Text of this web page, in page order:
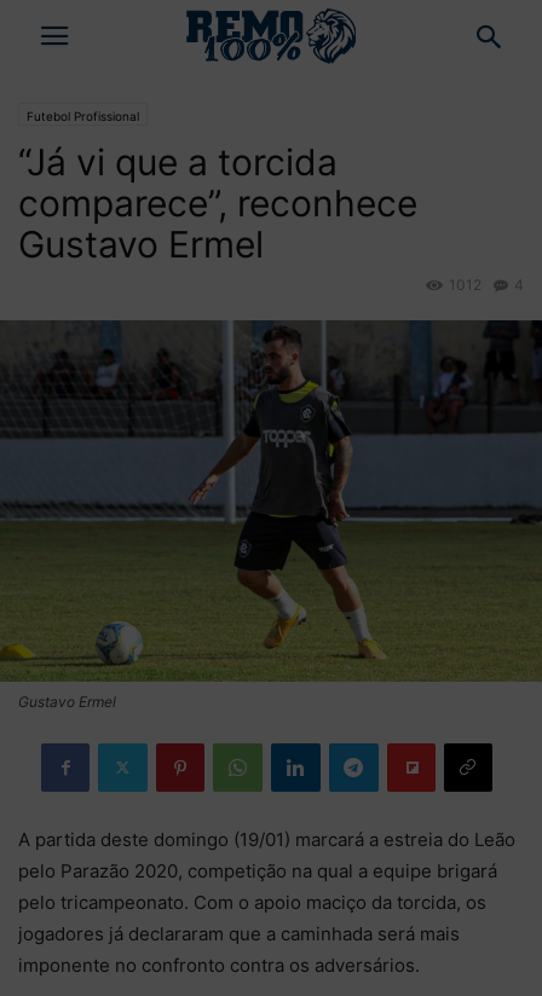
Futebol Profissional
“Já vi que a torcida
comparece”, reconhece
Gustavo Ermel
4
1012
Gustavo Ermel
A partida deste domingo (19/01) marcará a estreia do Leão
pelo Parazão 2020, competição na qual a equipe brigará
pelo tricampeonato. Com o apoio maciço da torcida, os
jogadores já declararam que a caminhada será mais
imponente no confronto contra os adversários.